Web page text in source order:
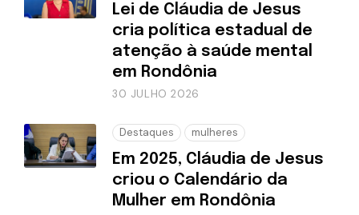
Lei de Cláudia de Jesus
cria política estadual de
atenção à saúde mental
em Rondônia
30 JULHO 2026
Destaques mulheres
Em 2025, Cláudia de Jesus
criou o Calendário da
Mulher em Rondônia